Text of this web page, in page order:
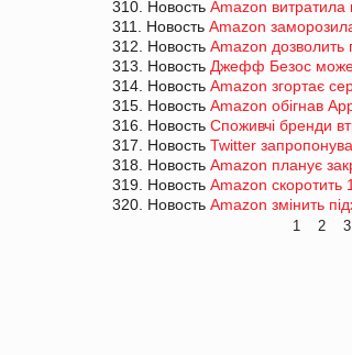
310. Новость Amazon витратила
311. Новость Amazon
312. Новость Amazon дозволить
313. Новость Джефф Безос може
314. Новость Amazon згортає
315. Новость Amazon обігнав
316. Новость Споживчі бренди
317. Новость Twitter
318. Новость Amazon планує
319. Новость Amazon скоротить
320. Новость Amazon змінить
1 2 3